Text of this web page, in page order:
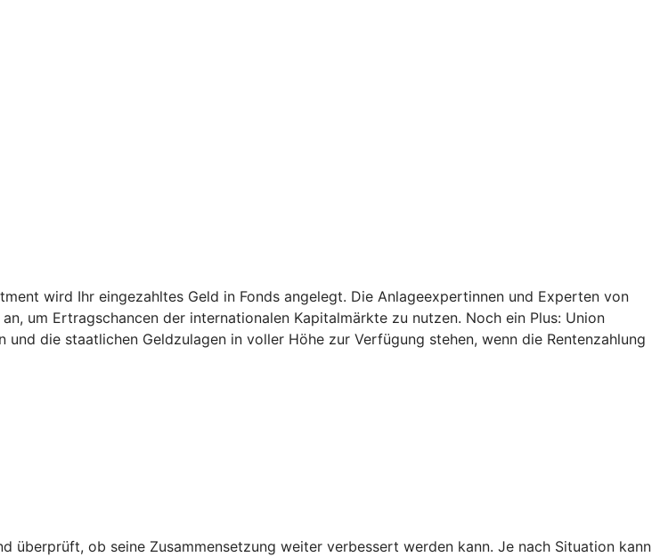
wird Ihr eingezahltes Geld in Fonds angelegt. Die Anlageexpertinnen und Experten von
um Ertragschancen der internationalen Kapitalmärkte zu nutzen. Noch ein Plus: Union
die staatlichen Geldzulagen in voller Höhe zur Verfügung stehen, wenn die Rentenzahlung
überprüft, ob seine Zusammensetzung weiter verbessert werden kann. Je nach Situation kann